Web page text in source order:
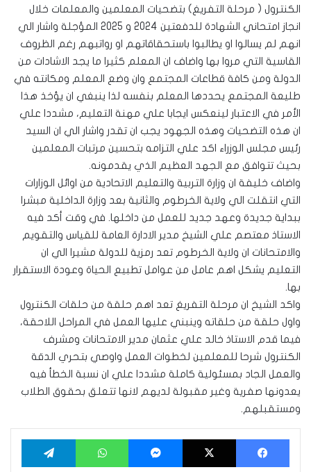
الكنترول ( مرحلة التفريغ) بتضحيات المعلمين والمعلمات خلال
انجاز امتحاني الشهادة للدفعتين 2024 و 2025 المؤجلة واشار الي
انهم لم يسالوا او يطالبوا باستحقاقاتهم او رواتبهم رغم الظروف
القاسية التي مروا بها واضاف ان المعلم كثيرا ما يجد الاشادات من
الدولة ومن كافة قطاعات المجتمع وان وضع المعلم ومكانته في
طليعة المجتمع يحددها المعلم بنفسه لذا ينبغي ان يؤخذ هذا
الأمر في الاعتبار لينعكس ايجابا علي مهنة التعليم، مشددا علي
ان هذه التضحيات وهذه الجهود يجب ان تقدر واشار الي ان السيد
رئيس مجلس الوزراء اكد علي التزامه بتحسين مرتبات المعلمين
بحيث تتوافق مع الجهد العظيم الذي يقدمونه.
واضاف خليفة ان وزارة التربية والتعليم الاتحادية من اوائل الوزارات
التي انتقلت الي ولاية الخرطوم والثانية بعد وزارة الداخلية مبشرا
ببداية جديدة وعهد جديد للعمل من داخلها. في وقت أكد فيه
الاستاذ معتصم علي الشيخ مدير الادارة العامة للقياس والتقويم
والامتحانات ان ولاية الخرطوم تعد رمزية للدولة مشيرا الي ان
التعليم يشكل اهم عامل من عوامل تطبيع الحياة وعودة الاستقرار
بها.
واكد الشيخ ان مرحلة التفريغ تعد اهم حلقة من حلقات الكنترول
واول حلقة من حلقاته وينبني عليها العمل في المراحل اللاحقة،
فيما قدم الاستاذ خالد علي عثمان مدير الامتحانات ومشرف
الكنترول شرحا للمعلمين لخطوات العمل واوصي بتحري الدقة
والعمل الجاد بمسئولية كاملة مشددا علي ان نسبة الخطأ فيه
يعدونها صفرية وغير مقبولة لديهم لانها تتعلق بحقوق الطلاب
ومستقبلهم.
فيسبوك ‫X ماسنجر واتساب